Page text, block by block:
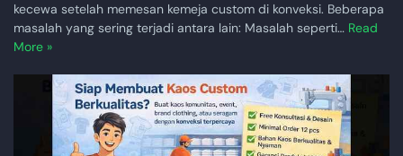
kecewa setelah memesan kemeja custom di konveksi. Beberapa
masalah yang sering terjadi antara lain: Masalah seperti… Read
More »